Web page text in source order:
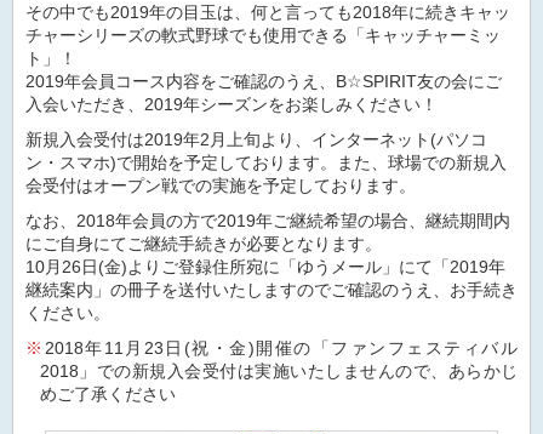
その中でも2019年の目玉は、何と言っても2018年に続きキャッ
チャーシリーズの軟式野球でも使用できる「キャッチャーミッ
ト」！
2019年会員コース内容をご確認のうえ、B☆SPIRIT友の会にご
入会いただき、2019年シーズンをお楽しみください！
新規入会受付は2019年2月上旬より、インターネット(パソコ
ン・スマホ)で開始を予定しております。また、球場での新規入
会受付はオープン戦での実施を予定しております。
なお、2018年会員の方で2019年ご継続希望の場合、継続期間内
にご自身にてご継続手続きが必要となります。
10月26日(金)よりご登録住所宛に「ゆうメール」にて「2019年
継続案内」の冊子を送付いたしますのでご確認のうえ、お手続き
ください。
2018年11月23日(祝・金)開催の「ファンフェスティバル
2018」での新規入会受付は実施いたしませんので、あらかじ
めご了承ください